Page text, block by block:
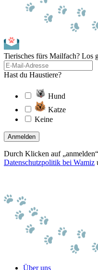
Tierisches fürs Mailfach? Los
Hast du Haustiere?
Hund
Katze
Keine
Anmelden
Durch Klicken auf
Datenschutzpolitik bei Wamiz
Über uns